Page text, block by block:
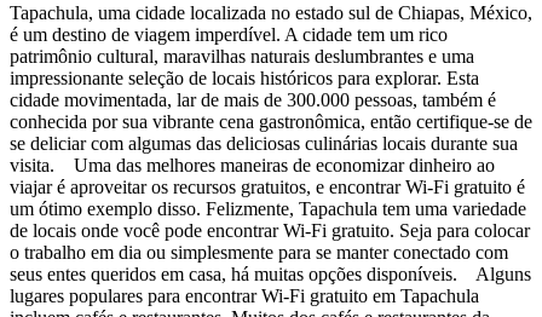
Tapachula, uma cidade localizada no estado sul de Chiapas, México,
é um destino de viagem imperdível. A cidade tem um rico
patrimônio cultural, maravilhas naturais deslumbrantes e uma
impressionante seleção de locais históricos para explorar. Esta
cidade movimentada, lar de mais de 300.000 pessoas, também é
conhecida por sua vibrante cena gastronômica, então certifique-se de
se deliciar com algumas das deliciosas culinárias locais durante sua
visita. Uma das melhores maneiras de economizar dinheiro ao
viajar é aproveitar os recursos gratuitos, e encontrar Wi-Fi gratuito é
um ótimo exemplo disso. Felizmente, Tapachula tem uma variedade
de locais onde você pode encontrar Wi-Fi gratuito. Seja para colocar
o trabalho em dia ou simplesmente para se manter conectado com
seus entes queridos em casa, há muitas opções disponíveis. Alguns
lugares populares para encontrar Wi-Fi gratuito em Tapachula